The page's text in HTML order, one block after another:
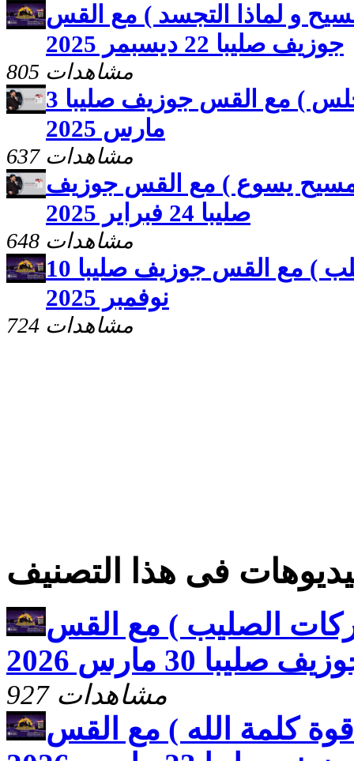
و لماذا التجسد ) مع القس
جوزيف صليبا 22 ديسبمر 2025
805 مشاهدات
مصيرك بايدك ( أين تجلس ) مع القس جوزيف صليبا 3
مارس 2025
637 مشاهدات
يسوع ) مع القس جوزيف
صليبا 24 فبراير 2025
648 مشاهدات
مصيرك بايدك ( قساوة القلب ) مع القس جوزيف صليبا 10
نوفمبر 2025
724 مشاهدات
فى هذا التصنيف
الصليب ) مع القس
صليبا 30 مارس 2026
927 مشاهدات
كلمة الله ) مع القس